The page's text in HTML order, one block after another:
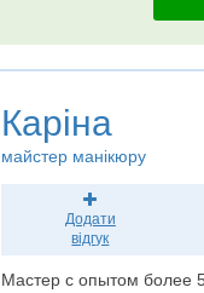
Каріна
майстер манікюру
Додати
відгук
Мастер с опытом более